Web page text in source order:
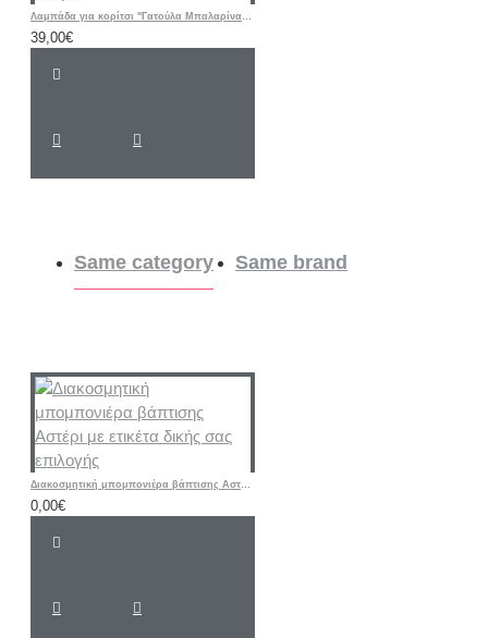
Λαμπάδα για κορίτσι "Γατούλα Μπαλαρίνα floral " με λαστιχάκι μαλλιών και όνομα
39,00€
Same category Same brand
Διακοσμητική μπομπονιέρα βάπτισης Αστέρι με ετικέτα δικής σας επιλογής
0,00€